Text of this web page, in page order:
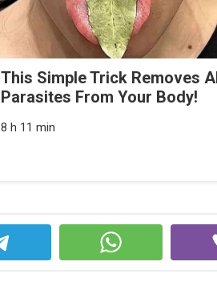
This Simple Trick Removes All
Parasites From Your Body!
8 h 11 min